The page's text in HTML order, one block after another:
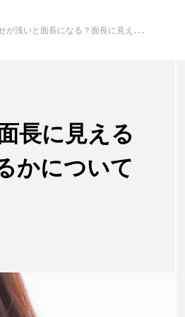
ス矯正
になる？面長に見える原因や歯列矯正で面長を改善できるかについて解説
長に見える
かについて